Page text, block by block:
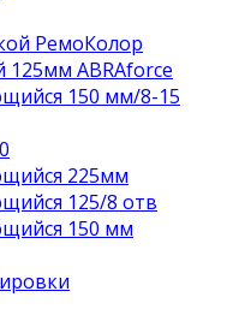
РемоКолор
ABRAforce
150 мм/8-15
225мм
125/8 отв
150 мм